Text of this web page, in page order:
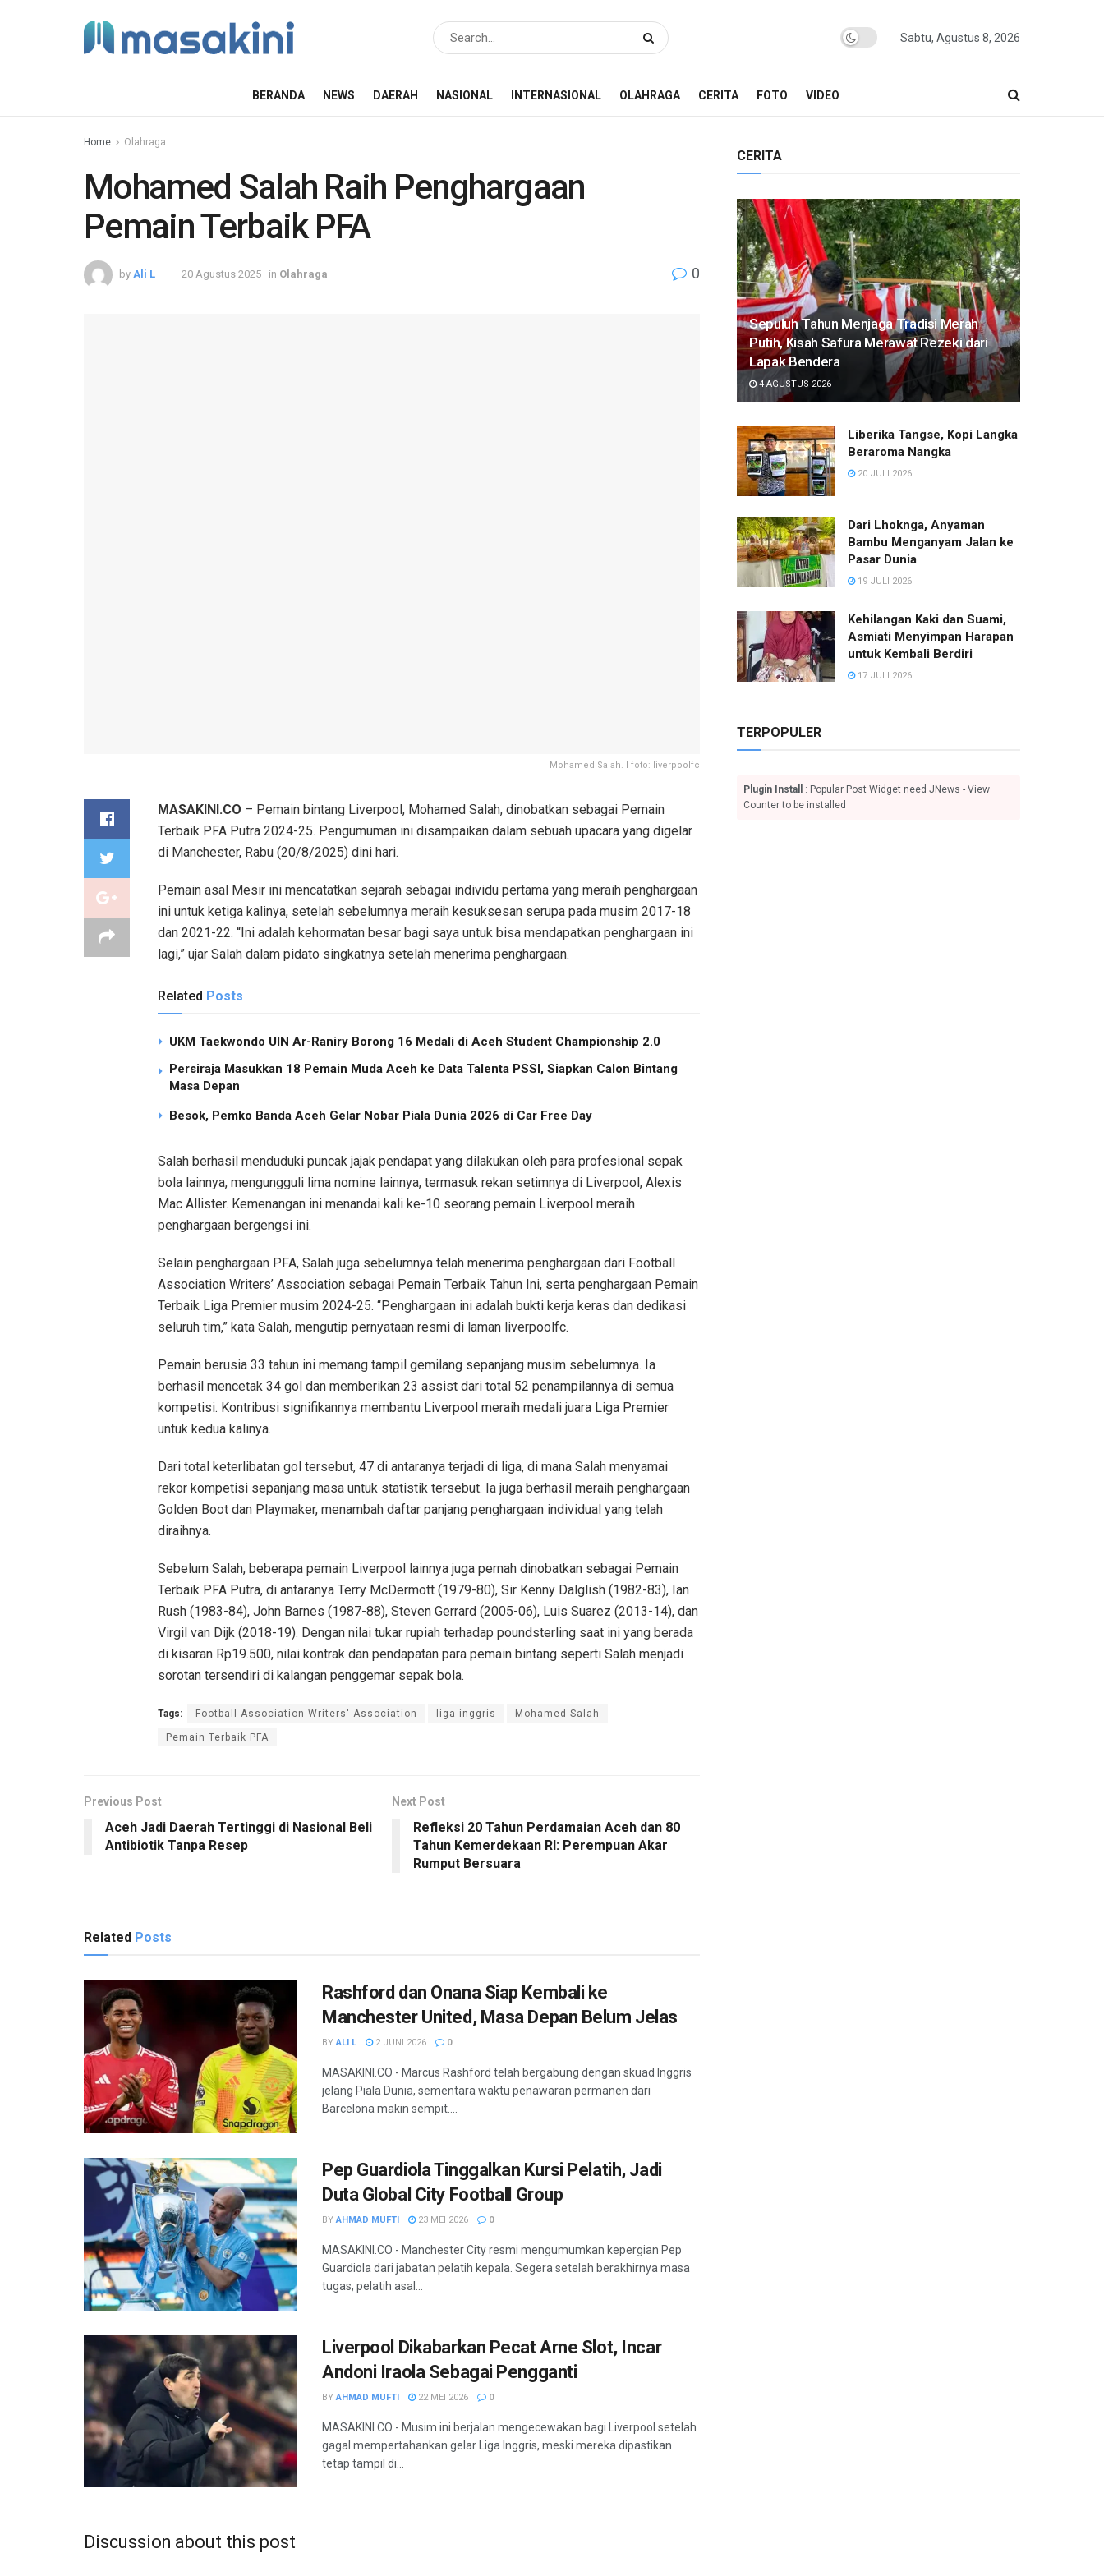
Sabtu, Agustus 8, 2026
BERANDA NEWS DAERAH NASIONAL INTERNASIONAL OLAHRAGA CERITA FOTO VIDEO
Home Olahraga
Mohamed Salah Raih Penghargaan
Pemain Terbaik PFA
by Ali L 20 Agustus 2025 in Olahraga 0
Mohamed Salah. I foto: liverpoolfc
MASAKINI.CO – Pemain bintang Liverpool, Mohamed Salah, dinobatkan sebagai Pemain
Terbaik PFA Putra 2024-25. Pengumuman ini disampaikan dalam sebuah upacara yang digelar
di Manchester, Rabu (20/8/2025) dini hari.
Pemain asal Mesir ini mencatatkan sejarah sebagai individu pertama yang meraih penghargaan
ini untuk ketiga kalinya, setelah sebelumnya meraih kesuksesan serupa pada musim 2017-18
dan 2021-22. “Ini adalah kehormatan besar bagi saya untuk bisa mendapatkan penghargaan ini
lagi,” ujar Salah dalam pidato singkatnya setelah menerima penghargaan.
Related Posts
UKM Taekwondo UIN Ar-Raniry Borong 16 Medali di Aceh Student Championship 2.0
Persiraja Masukkan 18 Pemain Muda Aceh ke Data Talenta PSSI, Siapkan Calon Bintang
Masa Depan
Besok, Pemko Banda Aceh Gelar Nobar Piala Dunia 2026 di Car Free Day
Salah berhasil menduduki puncak jajak pendapat yang dilakukan oleh para profesional sepak
bola lainnya, mengungguli lima nomine lainnya, termasuk rekan setimnya di Liverpool, Alexis
Mac Allister. Kemenangan ini menandai kali ke-10 seorang pemain Liverpool meraih
penghargaan bergengsi ini.
Selain penghargaan PFA, Salah juga sebelumnya telah menerima penghargaan dari Football
Association Writers’ Association sebagai Pemain Terbaik Tahun Ini, serta penghargaan Pemain
Terbaik Liga Premier musim 2024-25. “Penghargaan ini adalah bukti kerja keras dan dedikasi
seluruh tim,” kata Salah, mengutip pernyataan resmi di laman liverpoolfc.
Pemain berusia 33 tahun ini memang tampil gemilang sepanjang musim sebelumnya. Ia
berhasil mencetak 34 gol dan memberikan 23 assist dari total 52 penampilannya di semua
kompetisi. Kontribusi signifikannya membantu Liverpool meraih medali juara Liga Premier
untuk kedua kalinya.
Dari total keterlibatan gol tersebut, 47 di antaranya terjadi di liga, di mana Salah menyamai
rekor kompetisi sepanjang masa untuk statistik tersebut. Ia juga berhasil meraih penghargaan
Golden Boot dan Playmaker, menambah daftar panjang penghargaan individual yang telah
diraihnya.
Sebelum Salah, beberapa pemain Liverpool lainnya juga pernah dinobatkan sebagai Pemain
Terbaik PFA Putra, di antaranya Terry McDermott (1979-80), Sir Kenny Dalglish (1982-83), Ian
Rush (1983-84), John Barnes (1987-88), Steven Gerrard (2005-06), Luis Suarez (2013-14), dan
Virgil van Dijk (2018-19). Dengan nilai tukar rupiah terhadap poundsterling saat ini yang berada
di kisaran Rp19.500, nilai kontrak dan pendapatan para pemain bintang seperti Salah menjadi
sorotan tersendiri di kalangan penggemar sepak bola.
Tags: Football Association Writers' Association liga inggris Mohamed Salah
Pemain Terbaik PFA
Previous Post
Aceh Jadi Daerah Tertinggi di Nasional Beli
Antibiotik Tanpa Resep
Next Post
Refleksi 20 Tahun Perdamaian Aceh dan 80
Tahun Kemerdekaan RI: Perempuan Akar
Rumput Bersuara
Related Posts
Rashford dan Onana Siap Kembali ke
Manchester United, Masa Depan Belum Jelas
BY ALI L 2 JUNI 2026 0
MASAKINI.CO - Marcus Rashford telah bergabung dengan skuad Inggris
jelang Piala Dunia, sementara waktu penawaran permanen dari
Barcelona makin sempit....
Pep Guardiola Tinggalkan Kursi Pelatih, Jadi
Duta Global City Football Group
BY AHMAD MUFTI 23 MEI 2026 0
MASAKINI.CO - Manchester City resmi mengumumkan kepergian Pep
Guardiola dari jabatan pelatih kepala. Segera setelah berakhirnya masa
tugas, pelatih asal...
Liverpool Dikabarkan Pecat Arne Slot, Incar
Andoni Iraola Sebagai Pengganti
BY AHMAD MUFTI 22 MEI 2026 0
MASAKINI.CO - Musim ini berjalan mengecewakan bagi Liverpool setelah
gagal mempertahankan gelar Liga Inggris, meski mereka dipastikan
tetap tampil di...
Discussion about this post
CERITA
Sepuluh Tahun Menjaga Tradisi Merah
Putih, Kisah Safura Merawat Rezeki dari
Lapak Bendera
4 AGUSTUS 2026
Liberika Tangse, Kopi Langka
Beraroma Nangka
20 JULI 2026
Dari Lhoknga, Anyaman
Bambu Menganyam Jalan ke
Pasar Dunia
19 JULI 2026
Kehilangan Kaki dan Suami,
Asmiati Menyimpan Harapan
untuk Kembali Berdiri
17 JULI 2026
TERPOPULER
Plugin Install
: Popular Post Widget need JNews - View
Counter to be installed